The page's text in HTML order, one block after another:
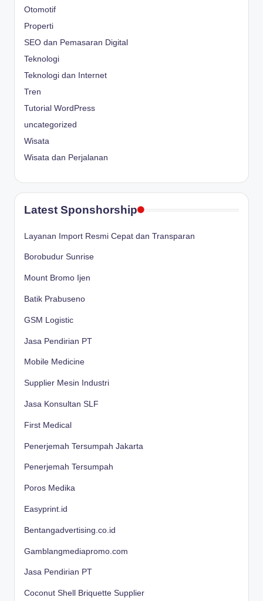
Otomotif
Properti
SEO dan Pemasaran Digital
Teknologi
Teknologi dan Internet
Tren
Tutorial WordPress
uncategorized
Wisata
Wisata dan Perjalanan
Latest Sponshorship
Layanan Import Resmi Cepat dan Transparan
Borobudur Sunrise
Mount Bromo Ijen
Batik Prabuseno
GSM Logistic
Jasa Pendirian PT
Mobile Medicine
Supplier Mesin Industri
Jasa Konsultan SLF
First Medical
Penerjemah Tersumpah Jakarta
Penerjemah Tersumpah
Poros Medika
Easyprint.id
Bentangadvertising.co.id
Gamblangmediapromo.com
Jasa Pendirian PT
Coconut Shell Briquette Supplier